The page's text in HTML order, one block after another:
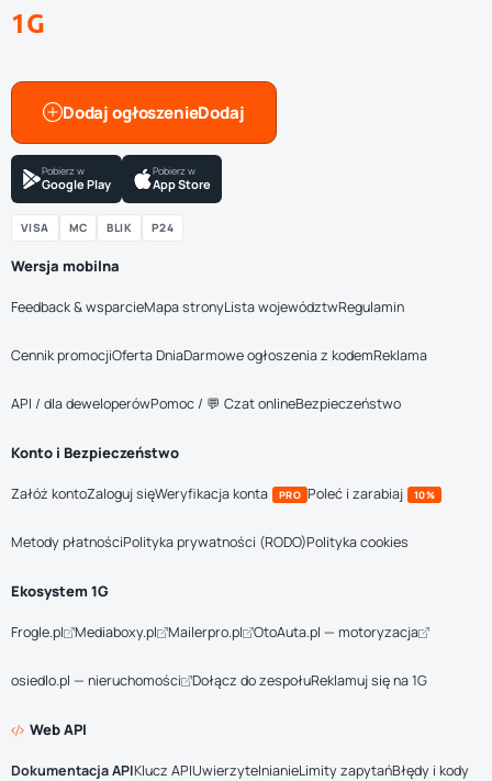
1G
Dodaj ogłoszenie
Pobierz w
Google Play
Pobierz w
App Store
VISA MC BLIK P24
Wersja mobilna
Feedback & wsparcieMapa stronyLista województwRegulamin
Cennik promocjiOferta DniaDarmowe ogłoszenia z kodemReklama
API / dla deweloperówPomoc / 💬 Czat onlineBezpieczeństwo
Konto i Bezpieczeństwo
Załóż kontoZaloguj sięWeryfikacja konta PRO Poleć i zarabiaj 10%
Metody płatnościPolityka prywatności (RODO)Polityka cookies
Ekosystem 1G
Frogle.pl Mediaboxy.pl Mailerpro.pl OtoAuta.pl — motoryzacja
osiedlo.pl — nieruchomości Dołącz do zespołuReklamuj się na 1G
Web API
Dokumentacja APIKlucz APIUwierzytelnianieLimity zapytańBłędy i kody